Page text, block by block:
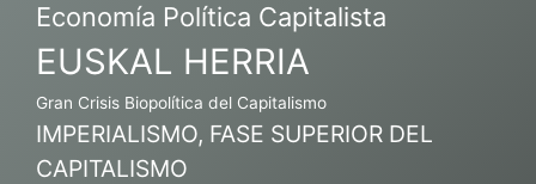
Economía Política Capitalista
EUSKAL HERRIA
Gran Crisis Biopolítica del Capitalismo
IMPERIALISMO, FASE SUPERIOR DEL
CAPITALISMO